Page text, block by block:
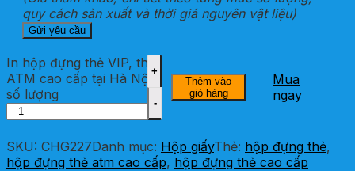
quy cách sản xuất và thời giá nguyên vật liệu)
In hộp đựng thẻ VIP, thẻ
ATM cao cấp tại Hà Nội
số lượng
Thêm vào
giỏ hàng
Mua
ngay
SKU: CHG227Danh mục: Hộp giấyThẻ: hộp đựng thẻ,
hộp đựng thẻ atm cao cấp, hộp đựng thẻ cao cấp